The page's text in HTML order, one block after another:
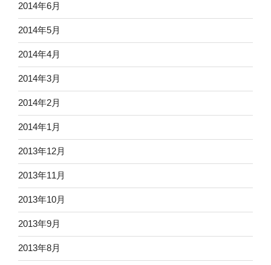
2014年6月
2014年5月
2014年4月
2014年3月
2014年2月
2014年1月
2013年12月
2013年11月
2013年10月
2013年9月
2013年8月